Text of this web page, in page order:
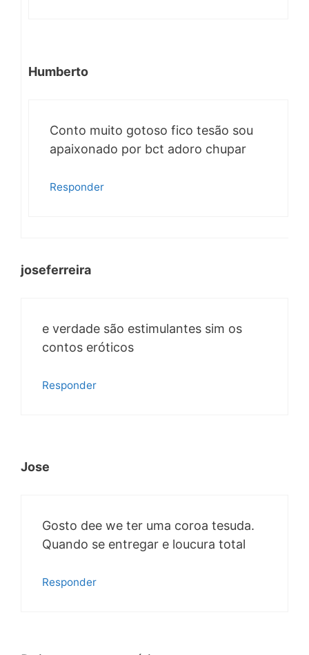
Humberto
Conto muito gotoso fico tesão sou
apaixonado por bct adoro chupar
Responder
joseferreira
e verdade são estimulantes sim os
contos eróticos
Responder
Jose
Gosto dee we ter uma coroa tesuda.
Quando se entregar e loucura total
Responder